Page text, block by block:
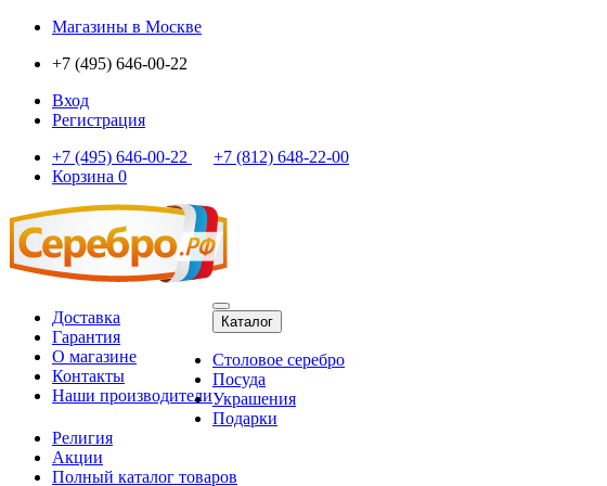
Магазины в Москве
+7 (495) 646-00-22
Вход
Регистрация
+7 (495) 646-00-22
+7 (812) 648-22-00
Корзина 0
Доставка
Гарантия
О магазине
Контакты
Наши производители
Каталог
Столовое серебро
Посуда
Украшения
Подарки
Религия
Акции
Полный каталог товаров